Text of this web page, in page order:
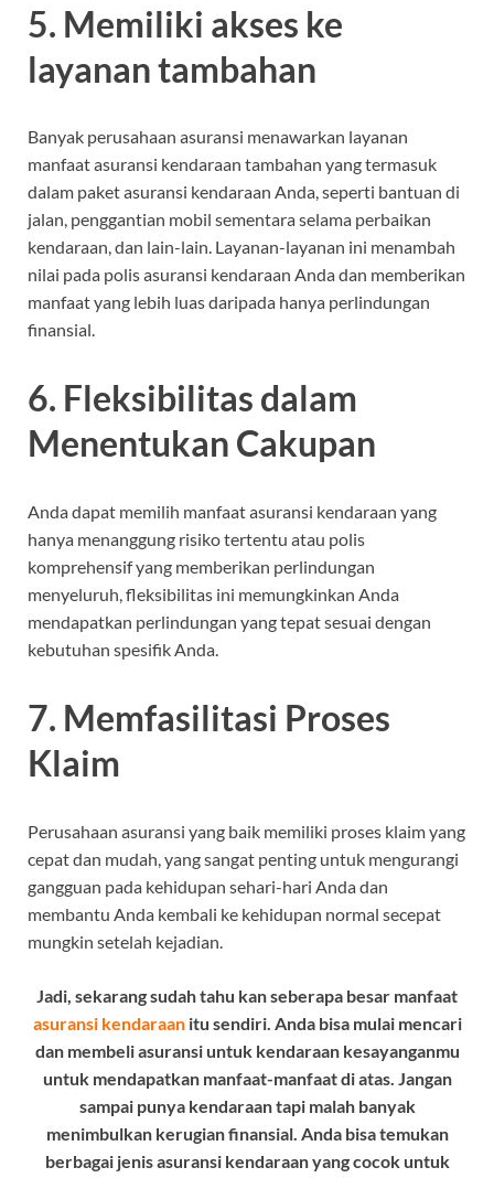
5. Memiliki akses ke
layanan tambahan
Banyak perusahaan asuransi menawarkan layanan
manfaat asuransi kendaraan tambahan yang termasuk
dalam paket asuransi kendaraan Anda, seperti bantuan di
jalan, penggantian mobil sementara selama perbaikan
kendaraan, dan lain-lain. Layanan-layanan ini menambah
nilai pada polis asuransi kendaraan Anda dan memberikan
manfaat yang lebih luas daripada hanya perlindungan
finansial.
6. Fleksibilitas dalam
Menentukan Cakupan
Anda dapat memilih manfaat asuransi kendaraan yang
hanya menanggung risiko tertentu atau polis
komprehensif yang memberikan perlindungan
menyeluruh, fleksibilitas ini memungkinkan Anda
mendapatkan perlindungan yang tepat sesuai dengan
kebutuhan spesifik Anda.
7. Memfasilitasi Proses
Klaim
Perusahaan asuransi yang baik memiliki proses klaim yang
cepat dan mudah, yang sangat penting untuk mengurangi
gangguan pada kehidupan sehari-hari Anda dan
membantu Anda kembali ke kehidupan normal secepat
mungkin setelah kejadian.
Jadi, sekarang sudah tahu kan seberapa besar manfaat
asuransi kendaraanitu sendiri. Anda bisa mulai mencari
dan membeli asuransi untuk kendaraan kesayanganmu
untuk mendapatkan manfaat-manfaat di atas. Jangan
sampai punya kendaraan tapi malah banyak
menimbulkan kerugian finansial. Anda bisa temukan
berbagai jenis asuransi kendaraan yang cocok untuk